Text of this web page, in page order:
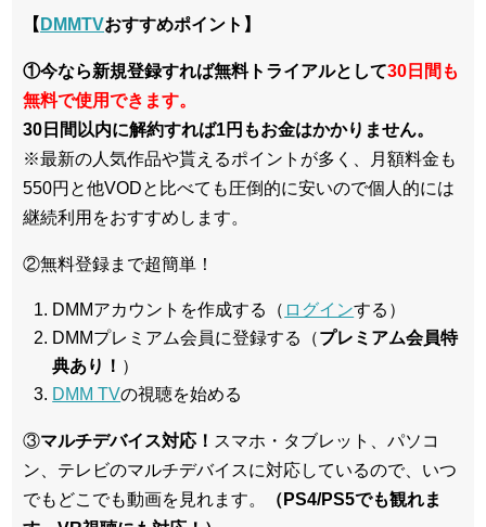
【 DMMTVおすすめポイント】
①今なら新規登録すれば無料トライアルとして30日間も
無料で使用できます。
30日間以内に解約すれば1円もお金はかかりません。
※最新の人気作品や貰えるポイントが多く、月額料金も
550円と他VODと比べても圧倒的に安いので個人的には
継続利用をおすすめします。
②無料登録まで超簡単！
DMMアカウントを作成する（ ログインする）
DMMプレミアム会員に登録する（プレミアム会員特
典あり！ ）
DMM TVの視聴を始める
③マルチデバイス対応！ スマホ・タブレット、パソコ
ン、テレビのマルチデバイスに対応しているので、いつ
でもどこでも動画を見れます。
（PS4/PS5でも観れま